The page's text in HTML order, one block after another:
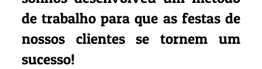
de trabalho para que as festas de
nossos clientes se tornem um
sucesso!